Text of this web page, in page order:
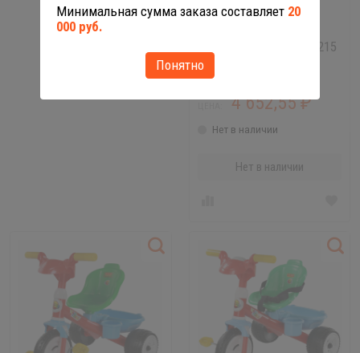
песоным набором 46215
4 652,55₽
Нет в наличии
Нет в наличии
Минимальная сумма заказа составляет 20
000 руб.
Понятно